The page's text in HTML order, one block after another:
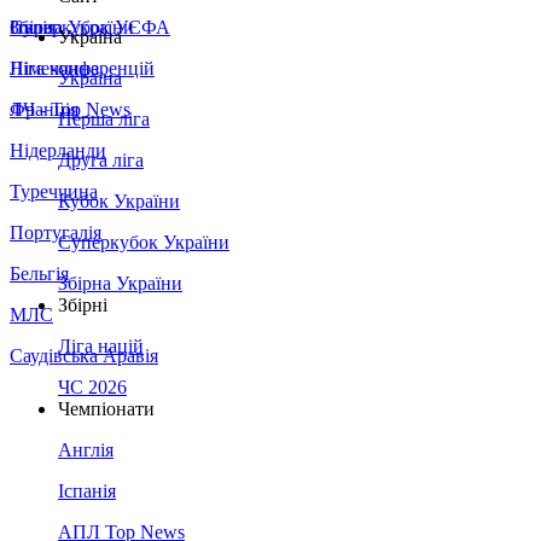
Збірна України
Італія
Німеччина
Франція
Нідерланди
Туреччина
Португалія
Бельгія
МЛС
Саудівська Аравія
Суперкубок УЄФА
Ліга конференцій
ЛЧ - Top News
Україна
Україна
Перша ліга
Друга ліга
Кубок України
Суперкубок України
Збірна України
Збірні
Ліга націй
ЧС 2026
Чемпіонати
Англія
Іспанія
АПЛ Top News